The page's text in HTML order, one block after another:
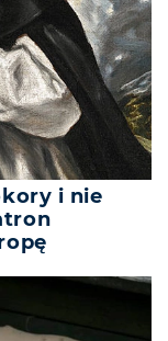
i nie